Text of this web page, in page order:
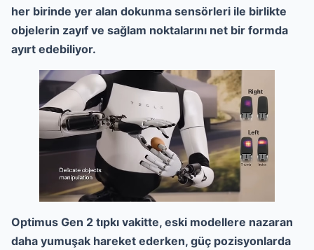
her birinde yer alan dokunma sensörleri ile birlikte
objelerin zayıf ve sağlam noktalarını net bir formda
ayırt edebiliyor.
Optimus Gen 2 tıpkı vakitte, eski modellere nazaran
daha yumuşak hareket ederken, güç pozisyonlarda